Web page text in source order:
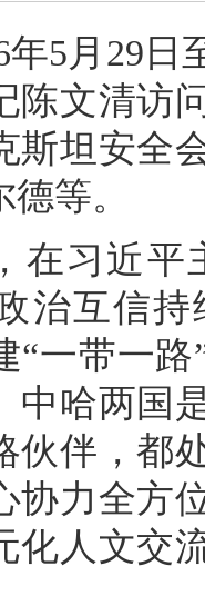
年5月29
陈文清访
斯坦安全
等。
在习近
治互信
“一带一
中哈两国
伙伴，都
协力全方
化人文交